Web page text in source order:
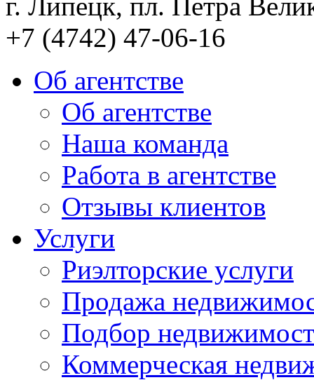
+7 (4742) 47-06-16
Об агентстве
Об агентстве
Наша команда
Работа в агентстве
Отзывы клиентов
Услуги
Риэлторские услуги
Продажа
Подбор
Коммерческая